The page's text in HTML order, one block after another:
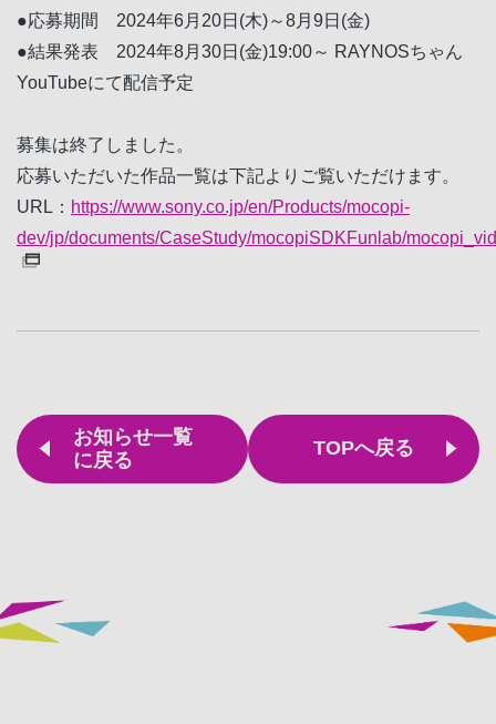
●応募期間 2024年6月20日(木)～8月9日(金)
●結果発表 2024年8月30日(金)19:00～ RAYNOSちゃん
YouTubeにて配信予定
募集は終了しました。
応募いただいた作品一覧は下記よりご覧いただけます。
URL： https://www.sony.co.jp/en/Products/mocopi-
dev/jp/documents/CaseStudy/mocopiSDKFunlab/
お知らせ一覧
に戻る
TOPへ戻る